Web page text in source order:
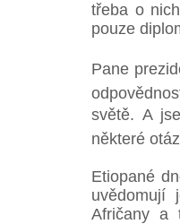
třeba o
pouze
Pane
světě. A
některé
Etiopané
uvědomují
Afričany a